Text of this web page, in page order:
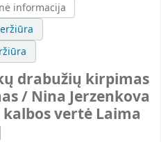
informacija
drabužių kirpimas
/ Nina Jerzenkova
kalbos vertė Laima